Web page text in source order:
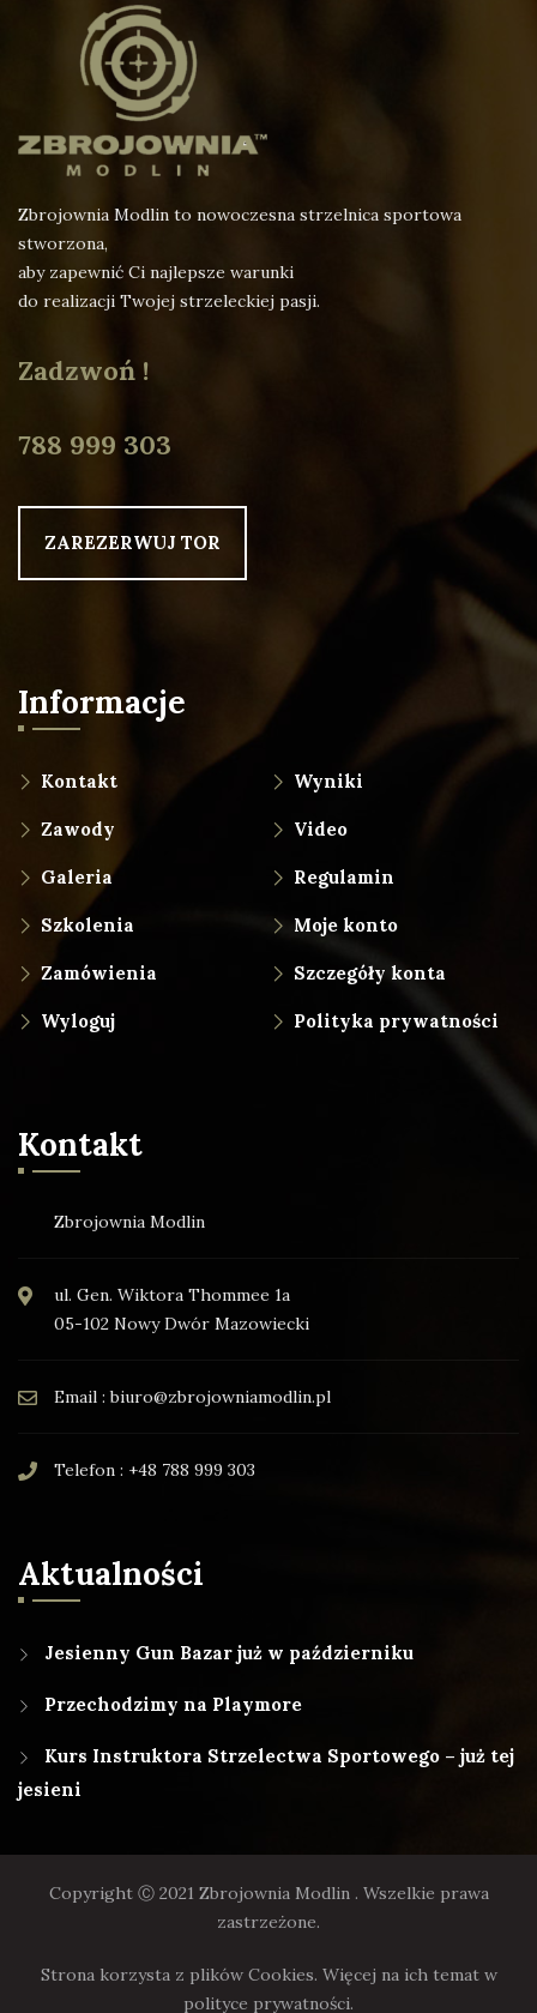
Zbrojownia Modlin to nowoczesna strzelnica sportowa
stworzona,
aby zapewnić Ci najlepsze warunki
do realizacji Twojej strzeleckiej pasji.
Zadzwoń !
788 999 303
ZAREZERWUJ TOR
Informacje
Kontakt Wyniki
Zawody Video
Galeria Regulamin
Szkolenia Moje konto
Zamówienia Szczegóły konta
Wyloguj Polityka prywatności
Kontakt
Zbrojownia Modlin
ul. Gen. Wiktora Thommee 1a
05-102 Nowy Dwór Mazowiecki
Email : biuro@zbrojowniamodlin.pl
Telefon : +48 788 999 303
Aktualności
Jesienny Gun Bazar już w październiku
Przechodzimy na Playmore
Kurs Instruktora Strzelectwa Sportowego – już tej
jesieni
Copyright Ⓒ 2021 Zbrojownia Modlin . Wszelkie prawa
zastrzeżone.
Strona korzysta z plików Cookies. Więcej na ich temat w
polityce prywatności.